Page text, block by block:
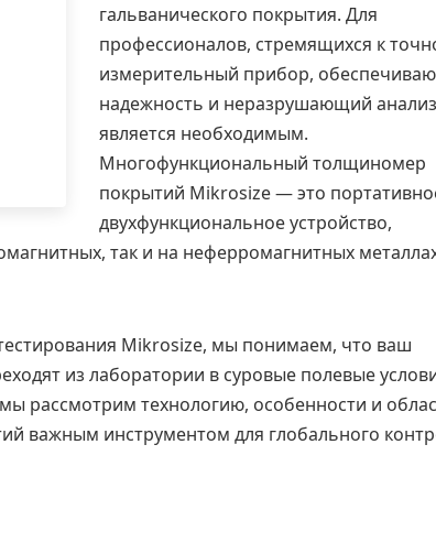
гальванического покрытия. Для
профессионалов, стремящихся к
измерительный прибор,
надежность и неразрушающий
является необходимым.
Многофункциональный толщиномер
покрытий Mikrosize — это
двухфункциональное устройство,
так и на неферромагнитных
Mikrosize, мы понимаем, что ваш
из лаборатории в суровые полевые
рассмотрим технологию, особенности и
важным инструментом для глобального